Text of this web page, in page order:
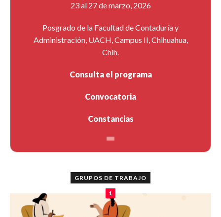
23 al 27 de marzo, 2026
Posgrado de la Facultad de Contaduría y
Administración, UACH, Campus II, Chihuahua,
Chih.
Consulta el programa
Convocatoria
Constancias
GRUPOS DE TRABAJO
1